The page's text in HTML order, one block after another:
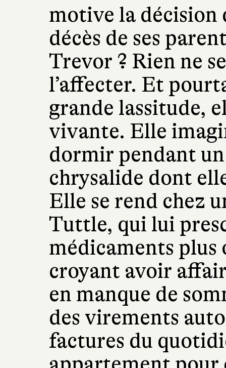
motive la décision
décès de ses
Trevor ? Rien ne
l’affecter. Et
grande lassitude,
vivante. Elle
dormir pendant
chrysalide dont
Elle se rend chez
Tuttle, qui lui
médicaments plus
croyant avoir
en manque de
des virements
factures du